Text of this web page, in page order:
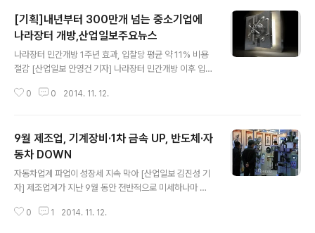
[기획]내년부터 300만개 넘는 중소기업에
나라장터 개방,산업일보주요뉴스
나라장터 민간개방 1주년 효과, 입찰당 평균 약 11% 비용
절감 [산업일보 안영건 기자] 나라장터 민간개방 이후 입찰
고 있는 가운데 내년 300만개가 넘는 중소기업에도 개방
달시스템(나라장터)이 지난 10월, 아파트단지 등 민간에
개방한 지 1년이 지났다. 일부는 여전히 나라장터이용에 대
해 제대로 파악되지 못하고 있지만 아파트를 중심으로 이
용률이 빠르게 확산되면서 가시적 성과를 내고 있는 것으
로 나타났다. 조달청(청장 민형종)에 따르면 6월말 현재 나
라장터를 이용하기 위해 사용자 등록을 한 민간수요자는
0 0 2014. 11. 12.
9월 제조업, 기계장비·1차 금속 UP, 반도체·자
동차 DOWN
자동차업계 파업이 성장세 지속 막아 [산업일보 김진성 기
자] 제조업계가 지난 9월 동안 전반적으로 미세하나마 생
발표한 내용에 따르면, 지난 9월 한 달간 우리나라의 광공
0 1 2014. 11. 12.